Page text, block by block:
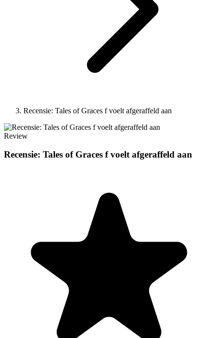
Recensie: Tales of Graces f voelt afgeraffeld aan
Review
Recensie: Tales of Graces f voelt afgeraffeld aan